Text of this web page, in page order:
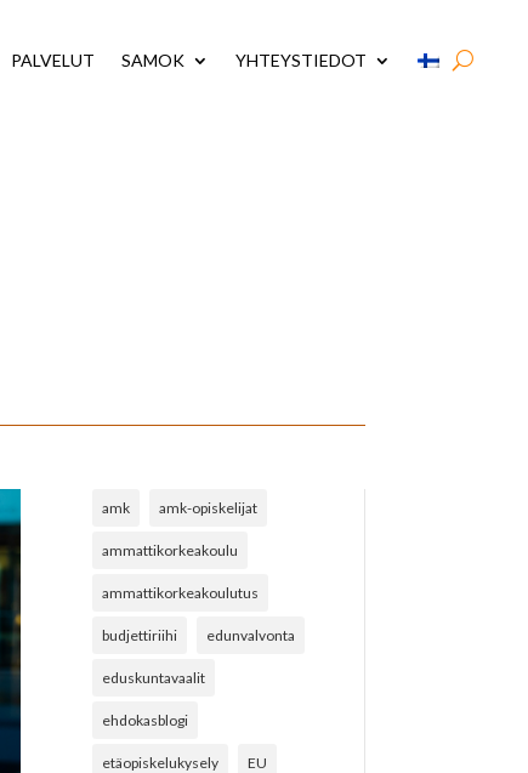
PALVELUT SAMOK YHTEYSTIEDOT
amk amk-opiskelijat
ammattikorkeakoulu
ammattikorkeakoulutus
budjettiriihi edunvalvonta
eduskuntavaalit
ehdokasblogi
etäopiskelukysely EU